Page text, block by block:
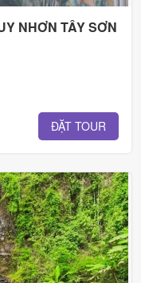
NHƠN TÂY SƠN
ĐẶT TOUR